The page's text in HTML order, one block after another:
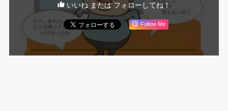
いいね または フォローしてね！
Follow Me